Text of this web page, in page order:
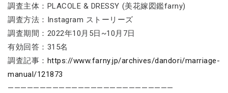
調査主体：PLACOLE & DRESSY (美花嫁図鑑farny)
調査方法：Instagram ストーリーズ
調査期間：2022年10月5日~10月7日
有効回答：​315名
調査記事： https://www.farny.jp/archives/dandori/marriage-
manual/121873
——————————————————————————